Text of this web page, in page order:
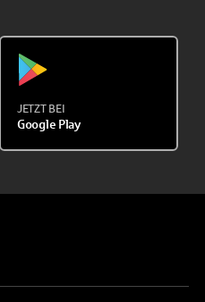
JETZT BEI
Google Play